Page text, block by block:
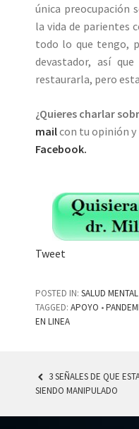
única preocupación
la vida de parientes
todo lo que tengo,
devastador, así
restaurarla, pero
¿Quieres charlar
mailcon tu opinión y
Facebook.
Tweet
POSTED IN: SALUD MENTAL
TAGGED: APOYO •
EN LINEA
POST
3 SEÑALES DE QUE
SIENDO MANIPULADO